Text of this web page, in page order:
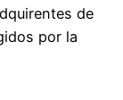
de
por la